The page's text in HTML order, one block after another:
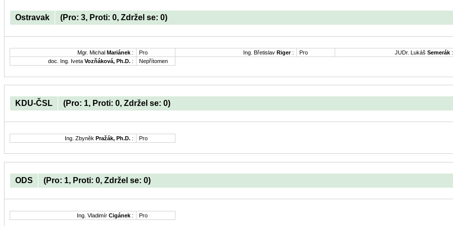
Ostravak (Pro: 3, Proti: 0, Zdržel se: 0)
Mgr. Michal Mariánek : Pro Ing. Břetislav Riger: Pro JUDr. Lukáš Semerák :
doc. Ing. Iveta Vozňáková, Ph.D. : Nepřítomen
KDU-ČSL (Pro: 1, Proti: 0, Zdržel se: 0)
Ing. Zbyněk Pražák, Ph.D. : Pro
ODS (Pro: 1, Proti: 0, Zdržel se: 0)
Ing. Vladimír Cigánek : Pro